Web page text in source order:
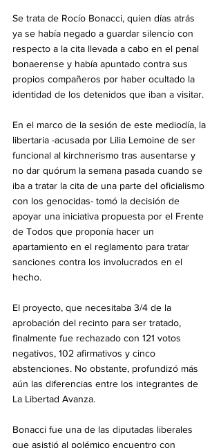
Se trata de Rocío Bonacci, quien días atrás
ya se había negado a guardar silencio con
respecto a la cita llevada a cabo en el penal
bonaerense y había apuntado contra sus
propios compañeros por haber ocultado la
identidad de los detenidos que iban a visitar.
En el marco de la sesión de este mediodía, la
libertaria -acusada por Lilia Lemoine de ser
funcional al kirchnerismo tras ausentarse y
no dar quórum la semana pasada cuando se
iba a tratar la cita de una parte del oficialismo
con los genocidas- tomó la decisión de
apoyar una iniciativa propuesta por el Frente
de Todos que proponía hacer un
apartamiento en el reglamento para tratar
sanciones contra los involucrados en el
hecho.
El proyecto, que necesitaba 3/4 de la
aprobación del recinto para ser tratado,
finalmente fue rechazado con 121 votos
negativos, 102 afirmativos y cinco
abstenciones. No obstante, profundizó más
aún las diferencias entre los integrantes de
La Libertad Avanza.
Bonacci fue una de las diputadas liberales
que asistió al polémico encuentro con